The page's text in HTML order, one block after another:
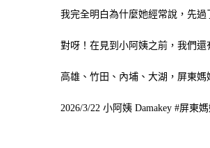
我完全明白為什麼她經常說，先過
對呀！在見到小阿姨之前，我們
高雄、竹田、內埔、大湖，屏東媽
2026/3/22 小阿姨 Damakey #屏東